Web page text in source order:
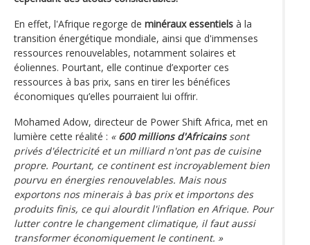
En effet, l'Afrique regorge de minéraux essentiels à la
transition énergétique mondiale, ainsi que d'immenses
ressources renouvelables, notamment solaires et
éoliennes. Pourtant, elle continue d’exporter ces
ressources à bas prix, sans en tirer les bénéfices
économiques qu’elles pourraient lui offrir.
Mohamed Adow, directeur de Power Shift Africa, met en
lumière cette réalité : « 600 millions d'Africainssont
privés d'électricité et un milliard n'ont pas de cuisine
propre. Pourtant, ce continent est incroyablement bien
pourvu en énergies renouvelables. Mais nous
exportons nos minerais à bas prix et importons des
produits finis, ce qui alourdit l'inflation en Afrique. Pour
lutter contre le changement climatique, il faut aussi
transformer économiquement le continent. »